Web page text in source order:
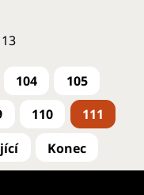
104
105
110
111